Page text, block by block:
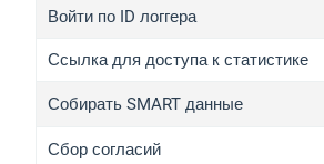
Войти по ID логгера
Ссылка для доступа к статистике
Собирать SMART данные
Сбор согласий